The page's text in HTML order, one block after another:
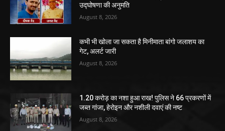
उद्घोषणा की अनुमति
August 8, 2026
कभी भी खोला जा सकता है मिनीमाता बांगो जलाशय का
गेट, अलर्ट जारी
August 8, 2026
1.20 करोड़ का नशा हुआ राख! पुलिस ने 66 प्रकरणों में
जब्त गांजा, हेरोइन और नशीली दवाएं की नष्ट
August 8, 2026